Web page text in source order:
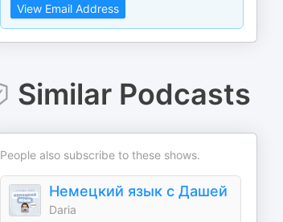
View Email Address
Similar Podcasts
People also subscribe to these shows.
Немецкий язык с Дашей
Daria